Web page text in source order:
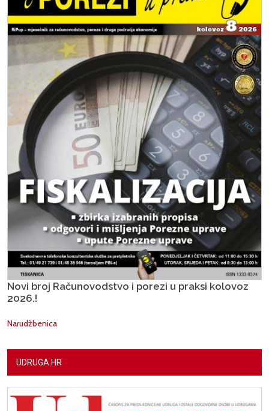
Novi broj Računovodstvo i porezi u praksi kolovoz
2026.!
Narudžbenica
UDRUGA.HR